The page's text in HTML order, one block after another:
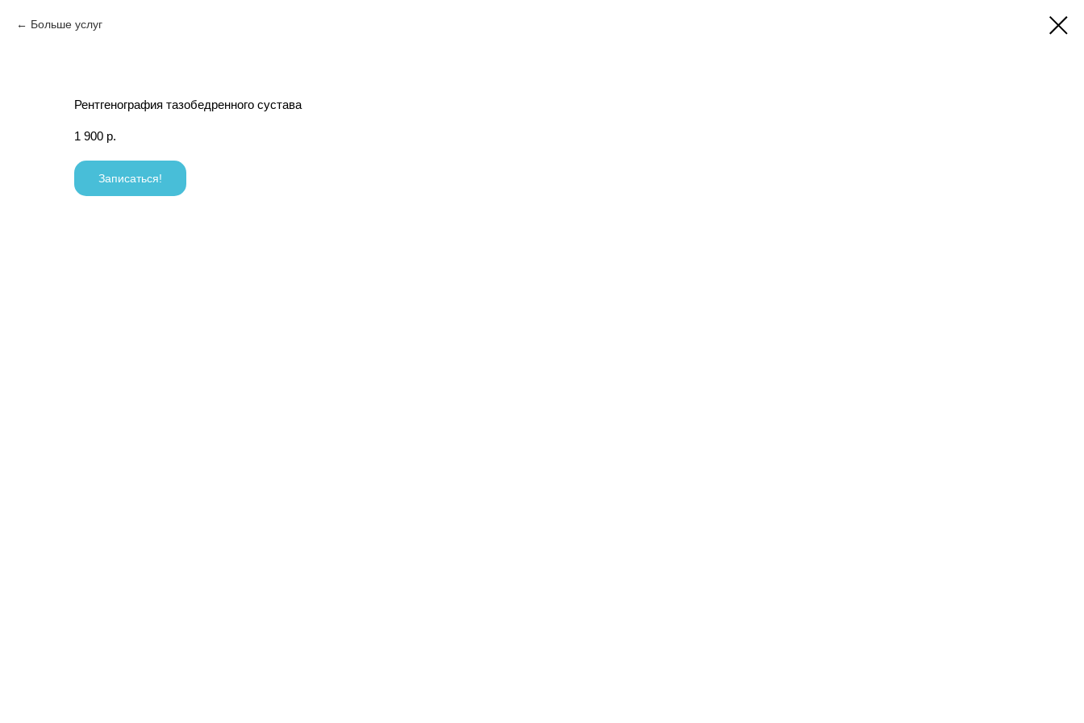
Больше услуг
Рентгенография тазобедренного сустава
1 900 р.
Записаться!